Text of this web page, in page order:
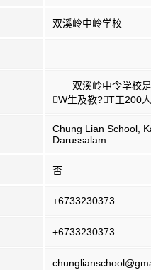
双溪岭中岭学校
双溪岭中令学校
W生及教?T工200
Chung Lian School,
Darussalam
否
+6733230373
+6733230373